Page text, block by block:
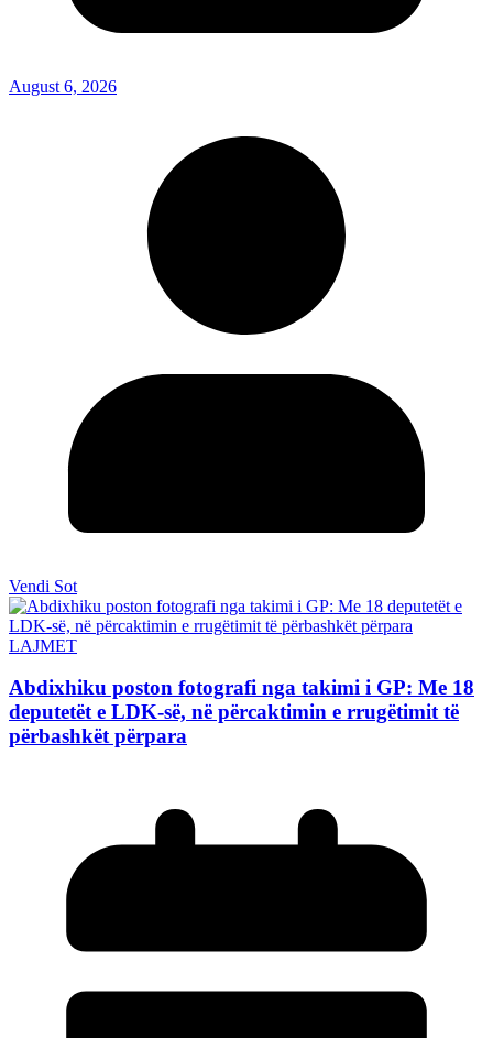
August 6, 2026
Vendi Sot
LAJMET
Abdixhiku poston fotografi nga takimi i GP: Me 18
deputetët e LDK-së, në përcaktimin e rrugëtimit të
përbashkët përpara